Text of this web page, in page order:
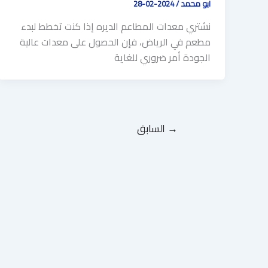
ابو محمد/
2024-02-28
نشتري معدات المطاعم الديره إذا كنت تخطط لبدء
مطعم في الرياض، فإن الحصول على معدات عالية
الجودة أمر ضروري للغاية
→ السابق